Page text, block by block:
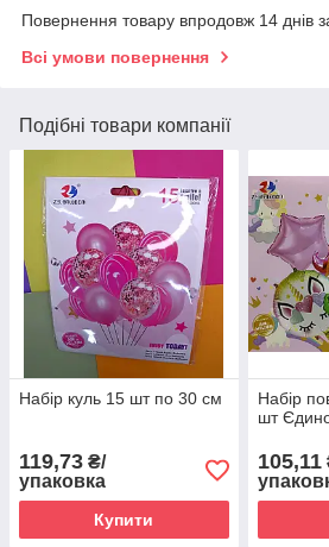
Повернення товару впродовж 14 днів
Всі умови повернення
Подібні товари компанії
Набір куль 15 шт по 30 см
119,73 ₴/
упаковка
Купити
Набір
шт
105,11